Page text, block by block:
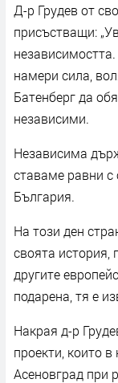
Д-р Грудев от
присъстващи:
намери сила,
Батенберг да
независими.
Независима
ставаме равни с
България.
На този ден
своята история,
другите
подарена, тя е
Накрая д-р
проекти, които
Асеновград при